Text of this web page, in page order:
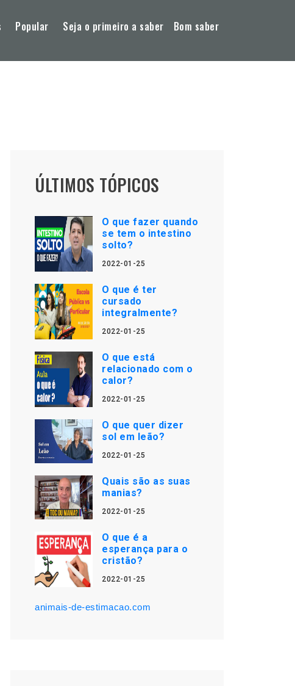
Popular Seja o primeiro a saber Bom saber
ÚLTIMOS TÓPICOS
O que fazer quando
se tem o intestino
solto?
2022-01-25
O que é ter
cursado
integralmente?
2022-01-25
O que está
relacionado com o
calor?
2022-01-25
O que quer dizer
sol em leão?
2022-01-25
Quais são as suas
manias?
2022-01-25
O que é a
esperança para o
cristão?
2022-01-25
animais-de-estimacao.com